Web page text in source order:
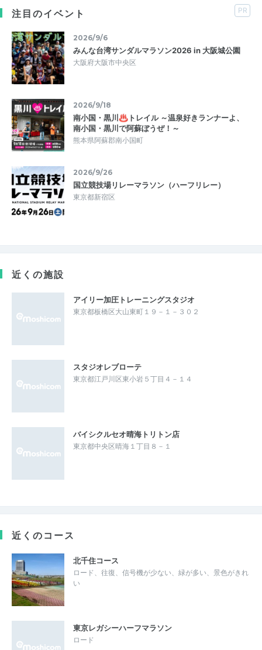
注目のイベント PR
2026/9/6
みんな台湾サンダルマラソン2026 in 大阪城公園
大阪府大阪市中央区
2026/9/18
南小国・黒川♨トレイル ～温泉好きランナーよ、
南小国・黒川で阿蘇ぼうぜ！～
熊本県阿蘇郡南小国町
2026/9/26
国立競技場リレーマラソン（ハーフリレー）
東京都新宿区
近くの施設
アイリー加圧トレーニングスタジオ
東京都板橋区大山東町１９－１－３０２
スタジオレブローテ
東京都江戸川区東小岩５丁目４－１４
バイシクルセオ晴海トリトン店
東京都中央区晴海１丁目８－１
近くのコース
北千住コース
ロード、往復、信号機が少ない、緑が多い、景色がきれ
い
東京レガシーハーフマラソン
ロード